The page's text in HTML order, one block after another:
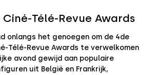
Télé-Revue Awards
onlangs het genoegen om de 4de
Télé-Revue Awards te verwelkomen
avond gewijd aan populaire
uit België en Frankrijk,